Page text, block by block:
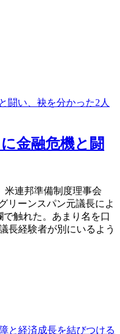
い、袂を分かった2人
金融危機と闘
連邦準備制度理事会
リーンスパン元議長によ
で触れた。あまり名を口
長経験者が別にいるよう
と経済成長を結びつける